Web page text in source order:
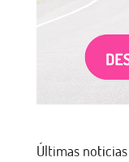
Últimas noticias